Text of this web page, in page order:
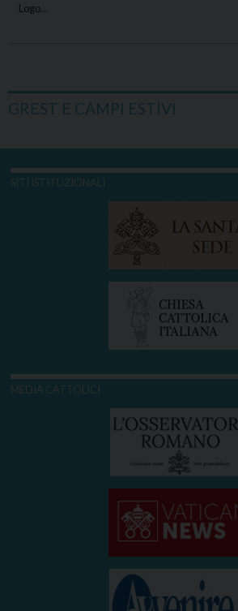
Logo…
GREST E CAMPI ESTIVI
SITI ISTITUZIONALI
MEDIA CATTOLICI